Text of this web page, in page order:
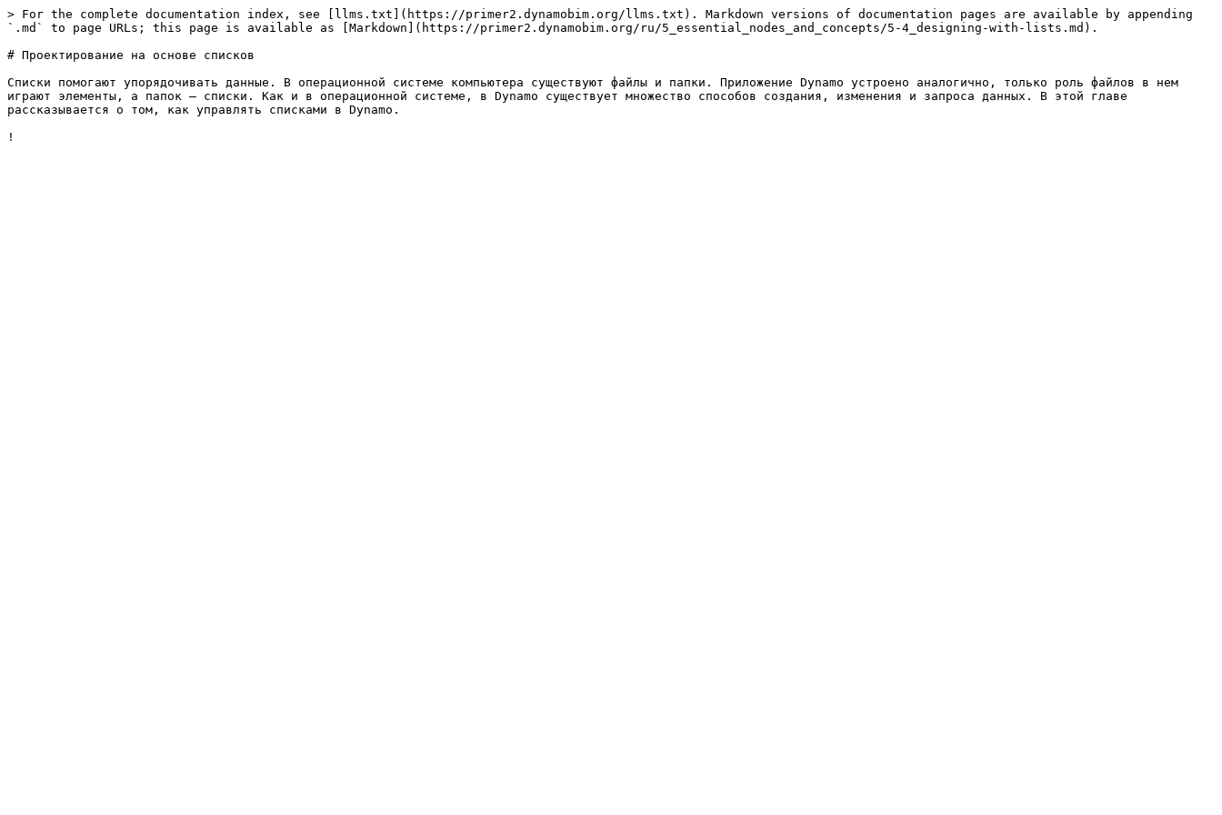
> For the complete documentation index, see [llms.txt](https://primer2.dynamobim.org/llms.txt). Markdown versions of documentation pages are available by appending
`.md` to page URLs; this page is available as [Markdown](https://primer2.dynamobim.org/ru/5_essential_nodes_and_concepts/5-4_designing-with-lists.md).
# Проектирование на основе списков
Списки помогают упорядочивать данные. В операционной системе компьютера существуют файлы и папки. Приложение Dynamo устроено аналогично, только роль файлов в нем
играют элементы, а папок — списки. Как и в операционной системе, в Dynamo существует множество способов создания, изменения и запроса данных. В этой главе
рассказывается о том, как управлять списками в Dynamo.